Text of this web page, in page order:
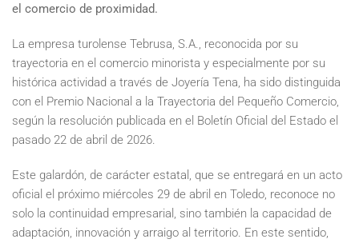
el comercio de proximidad.
La empresa turolense Tebrusa, S.A., reconocida por su
trayectoria en el comercio minorista y especialmente por su
histórica actividad a través de Joyería Tena, ha sido distinguida
con el Premio Nacional a la Trayectoria del Pequeño Comercio,
según la resolución publicada en el Boletín Oficial del Estado el
pasado 22 de abril de 2026.
Este galardón, de carácter estatal, que se entregará en un acto
oficial el próximo miércoles 29 de abril en Toledo, reconoce no
solo la continuidad empresarial, sino también la capacidad de
adaptación, innovación y arraigo al territorio. En este sentido,